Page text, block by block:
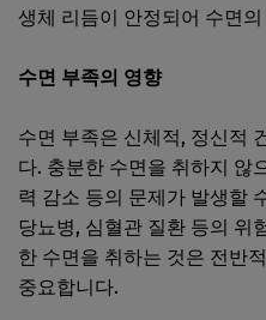
생체 리듬이 안정되어 수면
수면 부족의 영향
수면 부족은 신체적, 정신적
다. 충분한 수면을 취하지 않
력 감소 등의 문제가 발생할
당뇨병, 심혈관 질환 등의 위
한 수면을 취하는 것은 전반
중요합니다.